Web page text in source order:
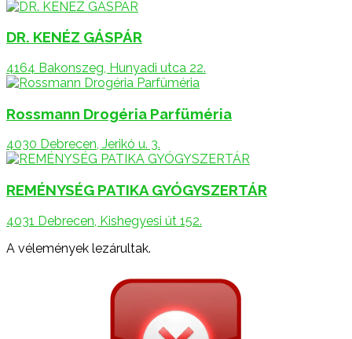
DR. KENÉZ GÁSPÁR
4164 Bakonszeg, Hunyadi utca 22.
Rossmann Drogéria Parfüméria
4030 Debrecen, Jerikó u. 3.
REMÉNYSÉG PATIKA GYÓGYSZERTÁR
4031 Debrecen, Kishegyesi út 152.
A vélemények lezárultak.